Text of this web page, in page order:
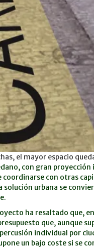
el mayor espacio
con gran
coordinarse con otras
solución urbana se
ha resaltado que,
que, aunque
individual por
un bajo coste si se